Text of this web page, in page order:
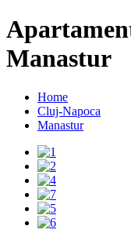
Manastur
Home
Cluj-Napoca
Manastur